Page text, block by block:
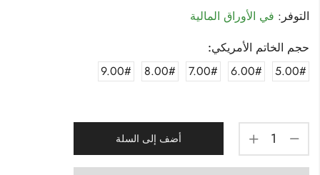
التوفر: في الأوراق المالية
حجم الخاتم الأمريكي:
5.00#
6.00#
7.00#
8.00#
9.00#
أضف إلى السلة